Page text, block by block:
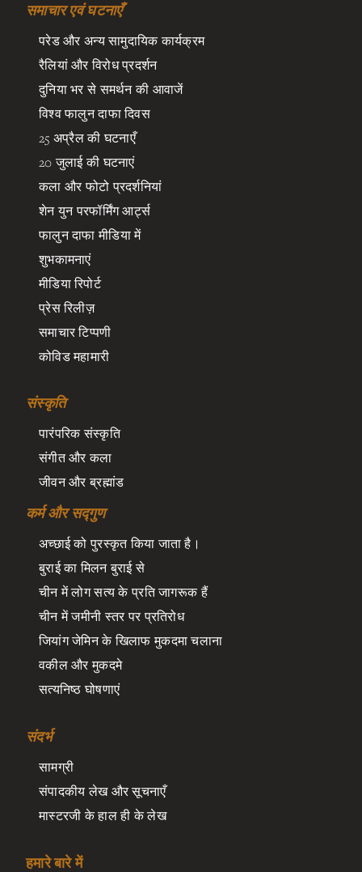
समाचार एवं घटनाएँ
परेड और अन्य सामुदायिक कार्यक्रम
रैलियां और विरोध प्रदर्शन
दुनिया भर से समर्थन की आवाजें
विश्व फालुन दाफा दिवस
25 अप्रैल की घटनाएँ
20 जुलाई की घटनाएं
कला और फोटो प्रदर्शनियां
शेन युन परफॉर्मिंग आर्ट्स
फालुन दाफा मीडिया में
शुभकामनाएं
मीडिया रिपोर्ट
प्रेस रिलीज़
समाचार टिप्पणी
कोविड महामारी
संस्कृति
पारंपरिक संस्कृति
संगीत और कला
जीवन और ब्रह्मांड
कर्म और सद्गुण
अच्छाई को पुरस्कृत किया जाता है।
बुराई का मिलन बुराई से
चीन में लोग सत्य के प्रति जागरूक हैं
चीन में जमीनी स्तर पर प्रतिरोध
जियांग जेमिन के खिलाफ मुकदमा चलाना
वकील और मुकदमे
सत्यनिष्ठ घोषणाएं
संदर्भ
सामग्री
संपादकीय लेख और सूचनाएँ
मास्टरजी के हाल ही के लेख
हमारे बारे में